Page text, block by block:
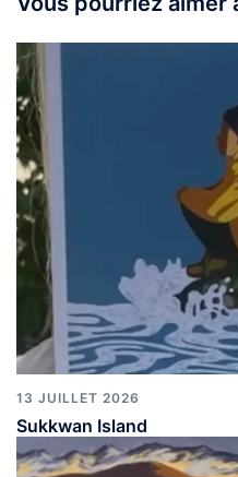
13 JUILLET 2026
Sukkwan Island